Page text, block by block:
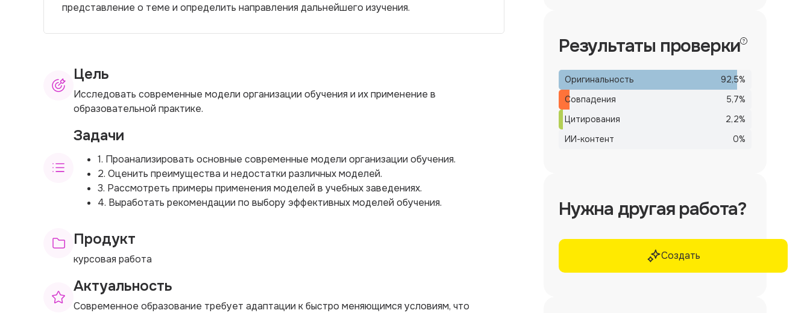
представление о теме и определить направления дальнейшего изучения.
Цель
Исследовать современные модели организации обучения и их применение в
образовательной практике.
Задачи
1. Проанализировать основные современные модели организации обучения.
2. Оценить преимущества и недостатки различных моделей.
3. Рассмотреть примеры применения моделей в учебных заведениях.
4. Выработать рекомендации по выбору эффективных моделей обучения.
Продукт
курсовая работа
Актуальность
Современное образование требует адаптации к быстро меняющимся условиям, что
Результаты проверки
Оригинальность 92,5%
Совпадения
5,7%
Цитирования
2,2%
ИИ-контент
0%
Нужна другая работа?
Создать